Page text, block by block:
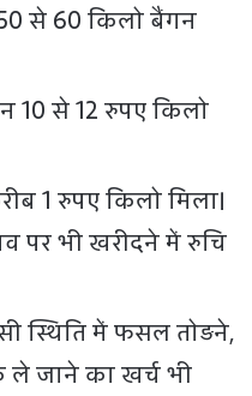
से 60 किलो बैंगन
10 से 12 रुपए किलो
1 रुपए किलो मिला।
पर भी खरीदने में रुचि
स्थिति में फसल तोड़ने,
जाने का खर्च भी